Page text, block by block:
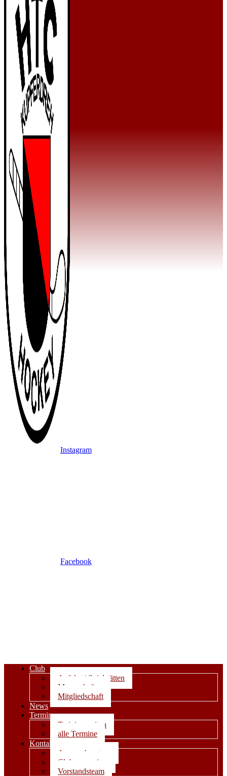
Instagram
Facebook
Club
Anfahrt | Spielstätten
Mannschaften
Mitgliedschaft
News
Termine
Trainingszeiten
alle Termine
Kontakt
Ansprechpartner
Clubwegweiser
Vorstandsteam